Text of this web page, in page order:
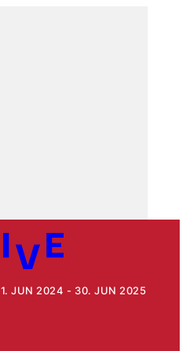
1. JUN 2024 - 30. JUN 2025